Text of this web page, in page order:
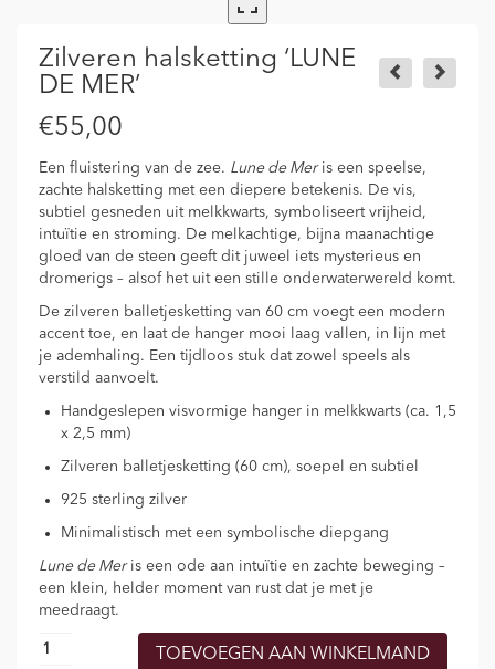
Zilveren halsketting ‘LUNE
DE MER’
€55,00
Een fluistering van de zee. Lune de Meris een speelse,
zachte halsketting met een diepere betekenis. De vis,
subtiel gesneden uit melkkwarts, symboliseert vrijheid,
intuïtie en stroming. De melkachtige, bijna maanachtige
gloed van de steen geeft dit juweel iets mysterieus en
dromerigs – alsof het uit een stille onderwaterwereld komt.
De zilveren balletjesketting van 60 cm voegt een modern
accent toe, en laat de hanger mooi laag vallen, in lijn met
je ademhaling. Een tijdloos stuk dat zowel speels als
verstild aanvoelt.
Handgeslepen visvormige hanger in melkkwarts (ca. 1,5
x 2,5 mm)
Zilveren balletjesketting (60 cm), soepel en subtiel
925 sterling zilver
Minimalistisch met een symbolische diepgang
Lune de Meris een ode aan intuïtie en zachte beweging –
een klein, helder moment van rust dat je met je
meedraagt.
Zilveren
TOEVOEGEN AAN WINKELMAND